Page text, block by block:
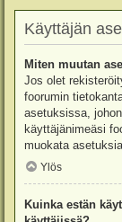
Käyttäjän
Miten muutan
Jos olet
foorumin
asetuksissa,
käyttäjänimeäsi
muokata
Ylös
Kuinka estän